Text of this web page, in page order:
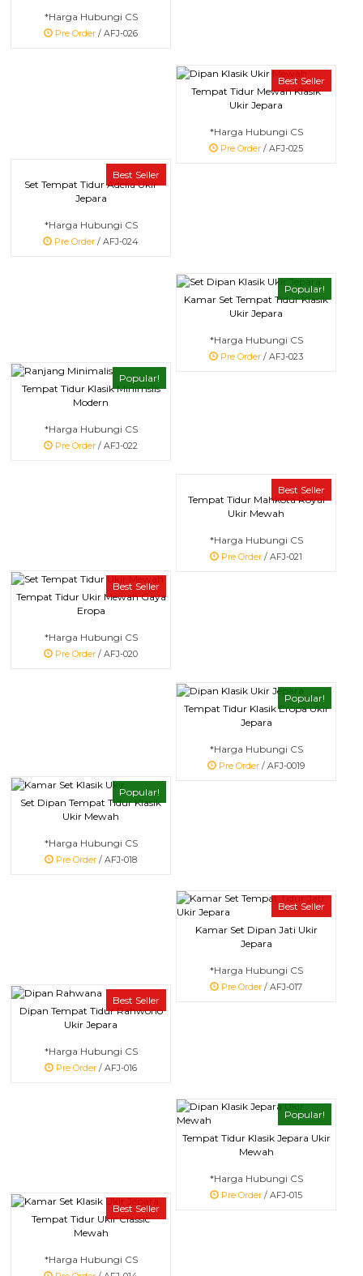
*Harga Hubungi CS
Pre Order / AFJ-026
Best Seller
Tempat Tidur Mewah Klasik
Ukir Jepara
*Harga Hubungi CS
Pre Order / AFJ-025
Best Seller
Set Tempat Tidur Adelia Ukir
Jepara
*Harga Hubungi CS
Pre Order / AFJ-024
Popular!
Kamar Set Tempat Tidur Klasik
Ukir Jepara
*Harga Hubungi CS
Pre Order / AFJ-023
Popular!
Tempat Tidur Klasik Minimslis
Modern
*Harga Hubungi CS
Pre Order / AFJ-022
Best Seller
Tempat Tidur Mahkota Royal
Ukir Mewah
*Harga Hubungi CS
Pre Order / AFJ-021
Best Seller
Tempat Tidur Ukir Mewah Gaya
Eropa
*Harga Hubungi CS
Pre Order / AFJ-020
Popular!
Tempat Tidur Klasik Eropa Ukir
Jepara
*Harga Hubungi CS
Pre Order / AFJ-0019
Popular!
Set Dipan Tempat Tidur Klasik
Ukir Mewah
*Harga Hubungi CS
Pre Order / AFJ-018
Best Seller
Kamar Set Dipan Jati Ukir
Jepara
*Harga Hubungi CS
Pre Order / AFJ-017
Best Seller
Dipan Tempat Tidur Rahwono
Ukir Jepara
*Harga Hubungi CS
Pre Order / AFJ-016
Popular!
Tempat Tidur Klasik Jepara Ukir
Mewah
*Harga Hubungi CS
Pre Order / AFJ-015
Best Seller
Tempat Tidur Ukir Classic
Mewah
*Harga Hubungi CS